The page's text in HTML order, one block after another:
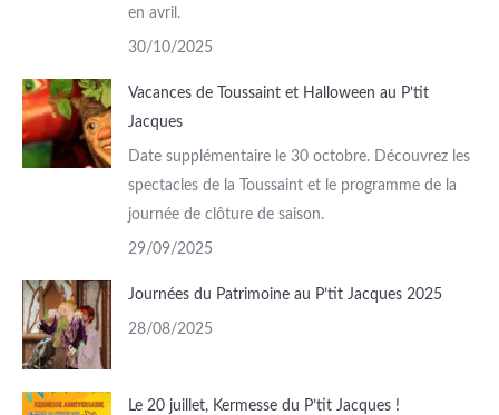
en avril.
30/10/2025
Vacances de Toussaint et Halloween au P’tit
Jacques
Date supplémentaire le 30 octobre. Découvrez les
spectacles de la Toussaint et le programme de la
journée de clôture de saison.
29/09/2025
Journées du Patrimoine au P’tit Jacques 2025
28/08/2025
Le 20 juillet, Kermesse du P’tit Jacques !